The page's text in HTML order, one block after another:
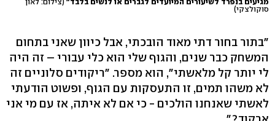
סוקולצקי)
"בתור בחור דתי מאוד הובכתי, אבל כיוון שאני בתחום
המשחק כבר שנים, והגוף שלי הוא כלי עבורי – זה היה
לי יותר קל מלאשתי", הוא מספר. "ריקודים סלוניים זה
לא משהו תמים, זו התעסקות עם הגוף, ופשוט הודעתי
לאשתי שאנחנו הולכים - כי אם לא איתה, אז עם מי אני